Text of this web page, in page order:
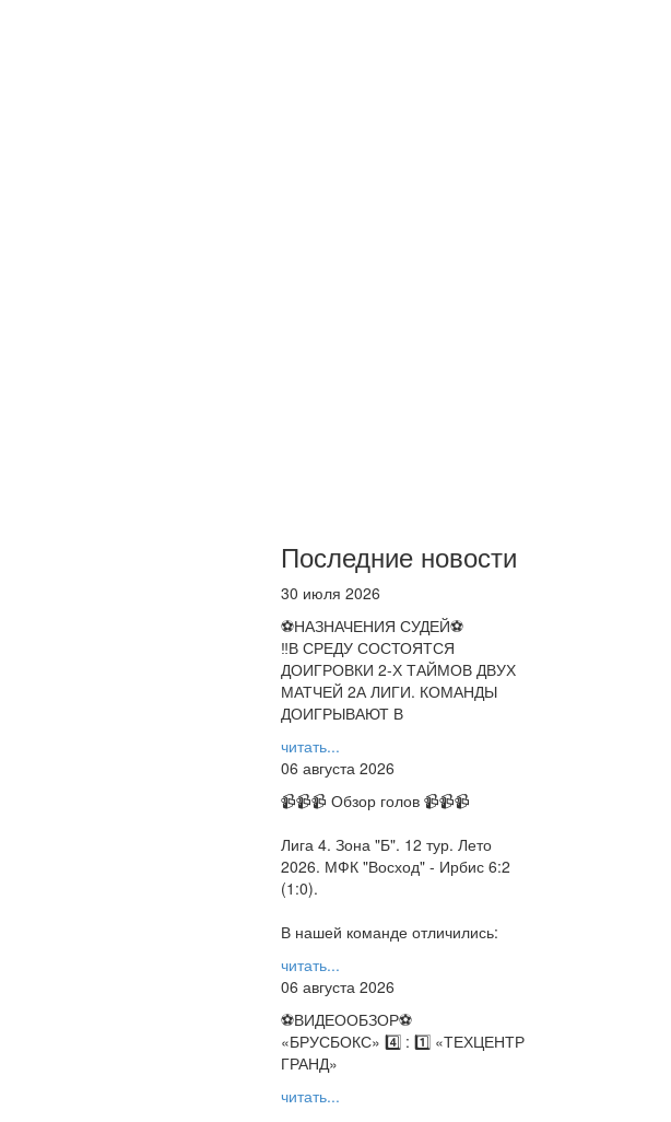
Последние новости
30 июля 2026
⚽НАЗНАЧЕНИЯ СУДЕЙ⚽
‼В СРЕДУ СОСТОЯТСЯ
ДОИГРОВКИ 2-Х ТАЙМОВ ДВУХ
МАТЧЕЙ 2А ЛИГИ. КОМАНДЫ
ДОИГРЫВАЮТ В
читать...
06 августа 2026
📹📹📹 Обзор голов 📹📹📹
Лига 4. Зона "Б". 12 тур. Лето
2026. МФК "Восход" - Ирбис 6:2
(1:0).
В нашей команде отличились:
читать...
06 августа 2026
⚽️ВИДЕООБЗОР⚽️
«БРУСБОКС» 4️⃣ : 1️⃣ «ТЕХЦЕНТР
ГРАНД»
читать...